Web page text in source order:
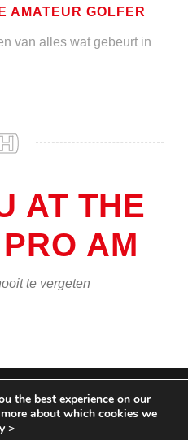
AMATEUR GOLFER
van alles wat gebeurt in
AT THE
AM
te vergeten
RIGHTS RESERVED |
the best experience on our
about which cookies we
>